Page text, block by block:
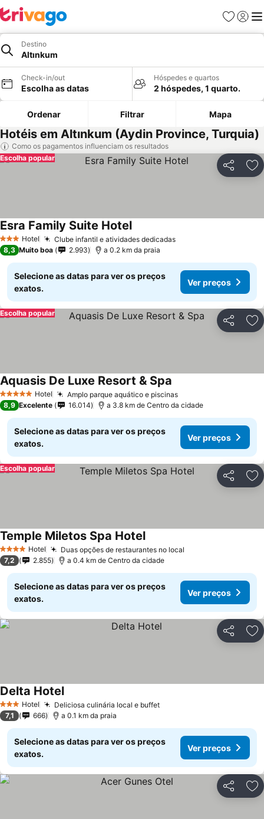
Favoritos
Iniciar
Destino
Altınkum
Check-in/out
Escolha as datas
Hóspedes e quartos
2 hóspedes, 1 quarto.
Ordenar Filtrar Mapa
Hotéis em Altınkum (Aydin Province, Turquia)
Como os pagamentos influenciam os resultados
Partilhar
Escolha popular
3 EstrelasHotel Clube infantil e atividades dedicadasVer preços
Esra Family Suite HotelVer preços
8,3 Muito boa 2.993 a 0.2 km da praia
Selecione as datas para ver os preços
exatos.
Ver preços
Partilhar
Escolha popular
5 Estrelas Hotel Amplo parque aquático e piscinasVer preços
Aquasis De Luxe Resort & Spa
8,9 Excelente 16.014 a 3.8 km de Centro da cidade
Selecione as datas para ver os preços
exatos.
Ver preços
Partilhar
Escolha popular
4 EstrelasHotel Duas opções de restaurantes no local
Temple Miletos Spa HotelVer preços
7,2 2.855 a 0.4 km de Centro da cidade
Selecione as datas para ver os preços
exatos.
Ver preços
Partilhar
3 EstrelasHotel Deliciosa culinária local e buffetVer preços
Delta HotelVer preços
7,1 666 a 0.1 km da praia
Selecione as datas para ver os preços
exatos.
Ver preços
Partilhar